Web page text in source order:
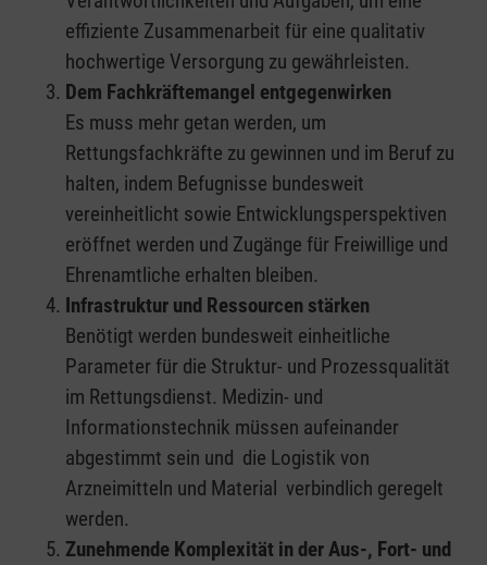
effiziente Zusammenarbeit für eine qualitativ
hochwertige Versorgung zu gewährleisten.
Dem Fachkräftemangel entgegenwirken
Es muss mehr getan werden, um
Rettungsfachkräfte zu gewinnen und im Beruf zu
halten, indem Befugnisse bundesweit
vereinheitlicht sowie Entwicklungsperspektiven
eröffnet werden und Zugänge für Freiwillige und
Ehrenamtliche erhalten bleiben.
Infrastruktur und Ressourcen stärken
Benötigt werden bundesweit einheitliche
Parameter für die Struktur- und Prozessqualität
im Rettungsdienst. Medizin- und
Informationstechnik müssen aufeinander
abgestimmt sein und die Logistik von
Arzneimitteln und Material verbindlich geregelt
werden.
Zunehmende Komplexität in der Aus-, Fort- und